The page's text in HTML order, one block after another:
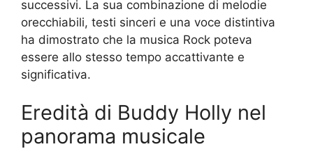
successivi. La sua combinazione di melodie
orecchiabili, testi sinceri e una voce distintiva
ha dimostrato che la musica Rock poteva
essere allo stesso tempo accattivante e
significativa.
Eredità di Buddy Holly nel
panorama musicale